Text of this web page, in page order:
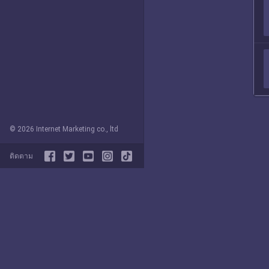
© 2026 Internet Marketing co., ltd
ติดตาม